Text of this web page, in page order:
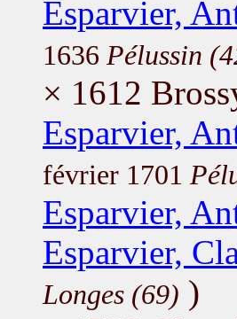
Esparvier,
1636 Pélussin
× 1612
Esparvier,
février 1701
Esparvier,
Esparvier,
Longes (69) )